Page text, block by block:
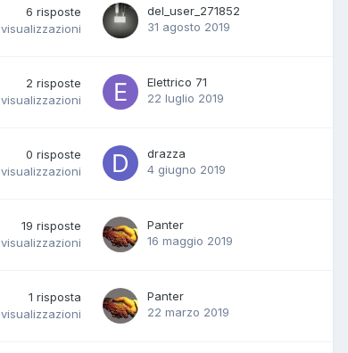
6 risposte
visualizzazioni
del_user_271852
31 agosto 2019
2 risposte
visualizzazioni
Elettrico 71
22 luglio 2019
0 risposte
visualizzazioni
drazza
4 giugno 2019
19 risposte
visualizzazioni
Panter
16 maggio 2019
1 risposta
visualizzazioni
Panter
22 marzo 2019